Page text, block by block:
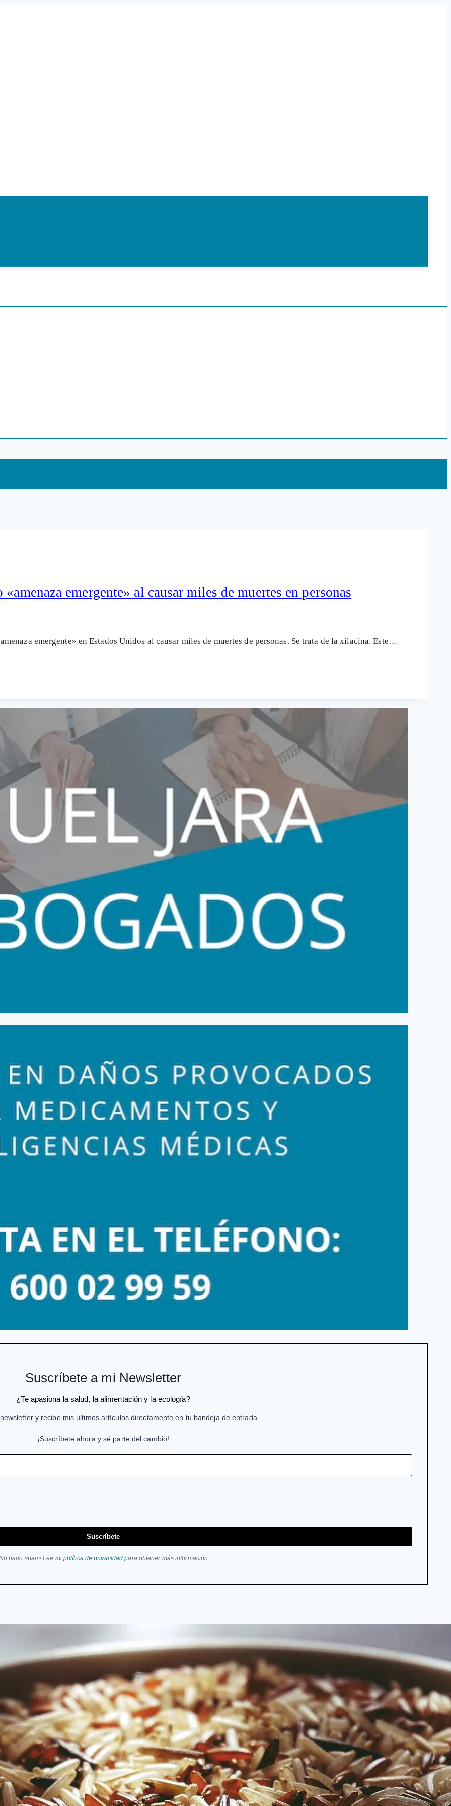
emergente» al causar miles de muertes en personas
emergente» en Estados Unidos al causar miles de muertes de personas. Se trata de la xilacina. Este…
Suscríbete a mi Newsletter
¿Te apasiona la salud, la alimentación y la ecología?
y recibe mis últimos artículos directamente en tu bandeja de entrada.
¡Suscríbete ahora y sé parte del cambio!
Suscríbete
hago spam! Lee mi política de privacidad para obtener más información.